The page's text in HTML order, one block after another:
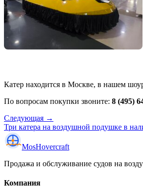
Катер находится в Москве, в нашем
По вопросам покупки звоните: 8 (495)
Следующая →
Три катера на воздушной подушке в
MosHovercraft
Продажа и обслуживание судов на
Компания